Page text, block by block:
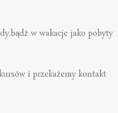
w wakacje jako pobyty
i przekażemy kontakt